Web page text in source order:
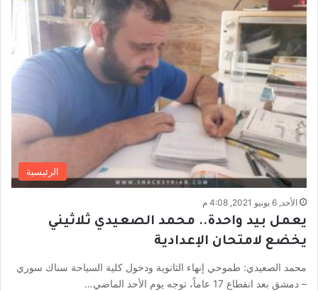
الرئيسية
الأحد, 6 يونيو 2021, 4:08 م
يعمل بيد واحدة.. محمد الصعيدي ثلاثيني
يخضع لامتحان الإعدادية
محمد الصعيدي: طموحي إنهاء الثانوية ودخول كلية السياحة سناك سوري
– دمشق بعد انقطاع 17 عاماً، توجه يوم الأحد الماضي…